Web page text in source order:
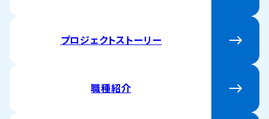
プロジェクトストーリー
職種紹介